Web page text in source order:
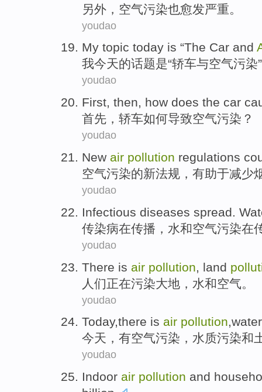
另外 ， 空气污染也愈发严重 。
youdao
My topic today is “The Car and
我今天的话题是“轿车与空气污染
youdao
First, then, how does the car
首先 ， 轿车如何导致空气污染 ？
youdao
New air pollution regulations
空气污染的新法规 ， 有助于减少
youdao
Infectious diseases spread.
传染病在传播 ， 水和空气污染在
youdao
There is air pollution land
人们正在污染大地 ， 水和空气 。
youdao
Today,there is air pollution,water
今天 ， 有空气污染 ， 水质污染和
youdao
Indoor air pollution and